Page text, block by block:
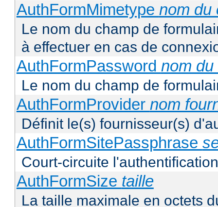
AuthFormMimetype nom du
Le nom du champ de
à effectuer en cas de
AuthFormPassword nom
Le nom du champ de
AuthFormProvider nom
Définit le(s) fournisseur(s)
AuthFormSitePassphrase
Court-circuite
AuthFormSize taille
La taille maximale en octets